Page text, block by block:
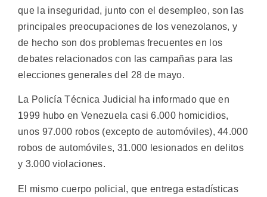
que la inseguridad, junto con el desempleo, son las
principales preocupaciones de los venezolanos, y
de hecho son dos problemas frecuentes en los
debates relacionados con las campañas para las
elecciones generales del 28 de mayo.
La Policía Técnica Judicial ha informado que en
1999 hubo en Venezuela casi 6.000 homicidios,
unos 97.000 robos (excepto de automóviles), 44.000
robos de automóviles, 31.000 lesionados en delitos
y 3.000 violaciones.
El mismo cuerpo policial, que entrega estadísticas